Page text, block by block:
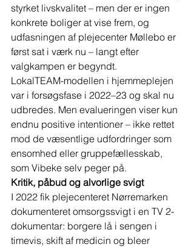
styrket livskvalitet – men der er ingen
konkrete boliger at vise frem, og
udfasningen af plejecenter Møllebo er
først sat i værk nu – langt efter
valgkampen er begyndt.
LokalTEAM-modellen i hjemmeplejen
var i forsøgsfase i 2022–23 og skal nu
udbredes. Men evalueringen viser kun
endnu positive intentioner – ikke rettet
mod de væsentlige udfordringer som
ensomhed eller gruppefællesskab,
som Vibeke selv peger på.
Kritik, påbud og alvorlige svigt
I 2022 fik plejecenteret Nørremarken
dokumenteret omsorgssvigt i en TV 2-
dokumentar: borgere lå i sengen i
timevis, skift af medicin og bleer